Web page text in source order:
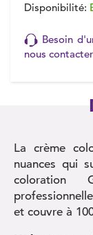
Disponibilité:
Besoin
nous
La crème
nuances qui
coloration
et couvre à